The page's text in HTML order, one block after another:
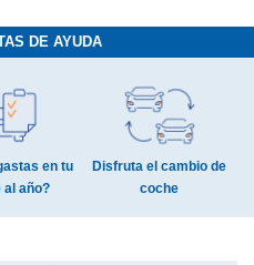
DE AYUDA
en tu
al año?
Disfruta el cambio de
coche